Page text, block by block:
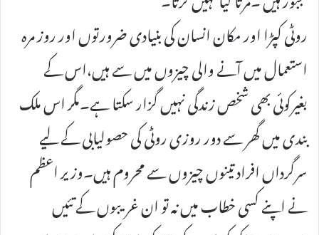
روٹی کپڑا اور مکان انسان کی بنیادی ضرورتوں اور روز مرہ
استعمال میں آنے والی چیزوں میں سے ہیں،اس کے
بغیرکوئی بھی شخص زندگی نہیں گزار سکتا ہے۔مگر اس ملک
بندی میں گھر سے دور روزی روٹی کی حصولیابی کے لیے
سرگرداں افراد تینوں چیزوں سے محروم ہیں۔وزیر اعظم
نے اپنے کسی خطاب میں نہ تو ان غریبوں کے تئیں